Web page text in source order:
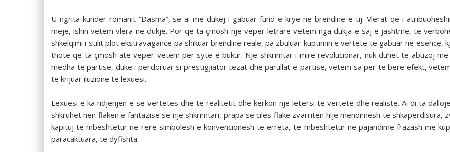
U ngrita kundër romanit “Dasma”, se ai më dukej i gabuar fund e krye në brendinë e tij. Vlerat që i
meje, ishin vetëm vlera në dukje. Por që ta çmosh një vepër letrare vetëm nga dukja e saj e jashtme, të
shkëlqimi i stilit plot ekstravagancë pa shikuar brendinë reale, pa zbuluar kuptimin e vërtetë të gabuar në esencë,
thotë që ta çmosh atë vepër vetëm për sytë e bukur. Një shkrimtar i mirë revolucionar, nuk duhet të abuzoj
mëdha të partisë, duke i përdoruar si prestigjiator tezat dhe parullat e partisë, vetëm sa për të bërë efekt,
të krijuar iluzione te lexuesi.
Lexuesi e ka ndjenjën e së vërtetës dhe të realitetit dhe kërkon një letërsi të vërtetë dhe realiste. Ai di ta
shkruhet nën flakën e fantazisë së një shkrimtari, prapa së cilës flakë zvarriten hije mendimesh të shkapërdisura,
kapituj të mbështetur në rërë simbolesh e konvencionesh të errëta, të mbështetur në pajandime frazash me
paracaktuara, të dyfishta.